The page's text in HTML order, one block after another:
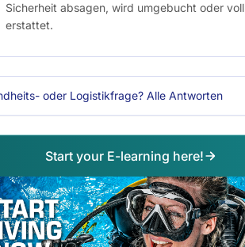
Sicherheit absagen, wird umgebucht oder voll
erstattet.
oder Logistikfrage? Alle Antworten
Start your E-learning here!